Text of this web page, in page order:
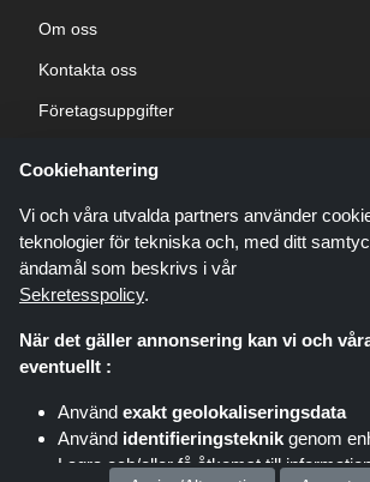
Om oss
Kontakta oss
Företagsuppgifter
Shoppingspout.com/se är en webbplats som
personal är inte inblandade när du köper via
Shoppingspout.com/se tjänar endast provision
länkar/erbjudanden.
Cookiehantering
Vi och våra utvalda partners använder
teknologier för tekniska och, med ditt
ändamål som beskrivs i vår
Sekretesspolicy.
När det gäller annonsering kan vi och
eventuellt :
Använd exakt geolokaliseringsdata
Använd identifieringsteknik genom
Lagra och/eller få åtkomst till